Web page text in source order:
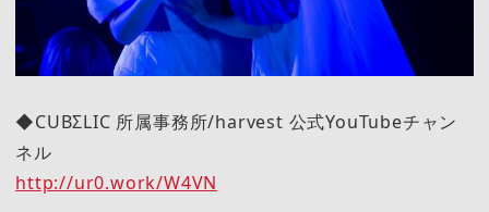
◆CUBΣLIC 所属事務所/harvest 公式YouTubeチャン
ネル
http://ur0.work/W4VN